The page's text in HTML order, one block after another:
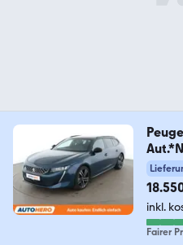
inkl.
Fairer